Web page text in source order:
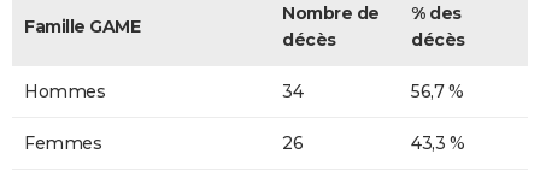
Famille GAME
Nombre de
décès
% des
décès
Hommes 34 56,7 %
Femmes 26 43,3 %